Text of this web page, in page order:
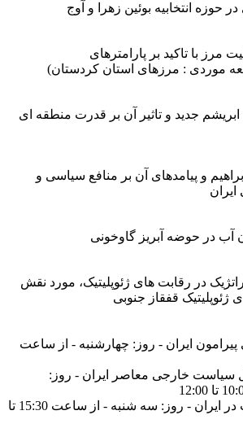
حوزه انتخابیه بوئین زهرا و آوج
مرز با تاکید بر پارامترهای
موردی : مرزهای استان کردستان)
ابریشم جدید و تاثیر آن بر قدرت منطقه ای
و پیامدهای آن بر منافع سیاسی و
آب در حوضه آبریز گاوخونی
در رقابت های ژئوپلیتیک، مورد نقش
ژئوپلیتیک قفقاز جنوبی
پیرامون ایران - روز: چهارشنبه - از ساعت
سیاست خارجی معاصر ایران - روز:
035 - سیاست وحکومت در ایران - روز: سه شنبه - از ساعت 15:30 تا